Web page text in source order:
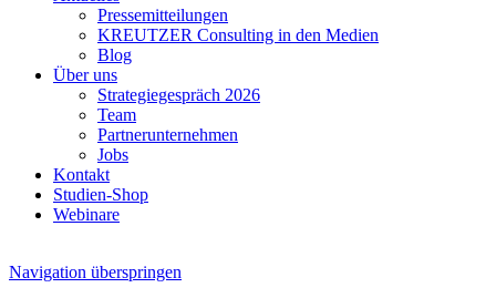
Pressemitteilungen
KREUTZER Consulting in den Medien
Blog
Über uns
Strategiegespräch 2026
Team
Partnerunternehmen
Jobs
Kontakt
Studien-Shop
Webinare
Navigation überspringen